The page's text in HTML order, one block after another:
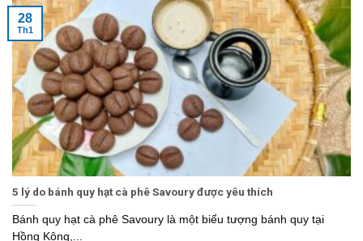
5 lý do bánh quy hạt cà phê Savoury được yêu thích
Bánh quy hạt cà phê Savoury là một biểu tượng bánh quy tại
Hồng Kông,...
28
Th1